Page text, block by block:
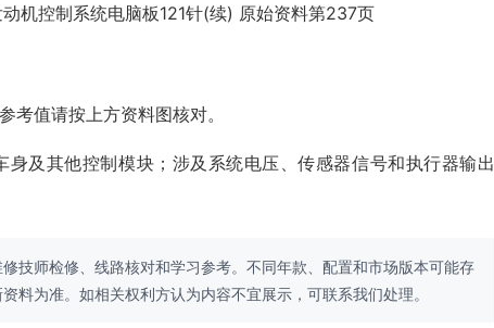
机控制系统电脑板121针(续) 原始资料第237页
考值请按上方资料图核对。
及其他控制模块；涉及系统电压、传感器信号和执行器输出
技师检修、线路核对和学习参考。不同年款、配置和市场版本可能存
料为准。如相关权利方认为内容不宜展示，可联系我们处理。